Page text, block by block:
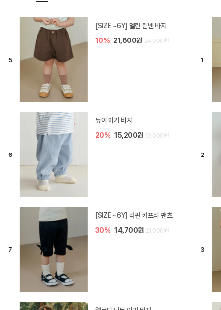
[SIZE ~6Y] 델린 린넨 바지
10% 21,600원 24,000원
듀이 아기 바지
20% 15,200원 19,000원
[SIZE ~6Y] 라핀 카프리 팬츠
30% 14,700원 21,000원